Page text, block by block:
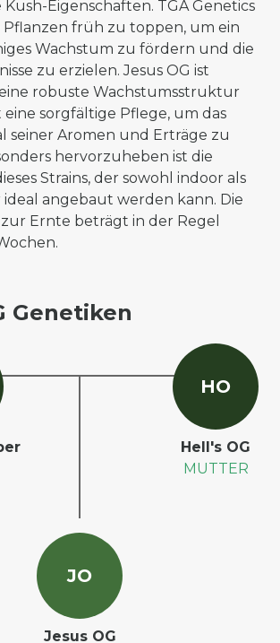
Eigenschaften. TGA Genetics
früh zu toppen, um ein
Wachstum zu fördern und die
zu erzielen. Jesus OG ist
robuste Wachstumsstruktur
sorgfältige Pflege, um das
seiner Aromen und Erträge zu
hervorzuheben ist die
Strains, der sowohl indoor als
angebaut werden kann. Die
Ernte beträgt in der Regel
Genetiken
JO
Jesus OG
HO
Hell's OG
MUTTER